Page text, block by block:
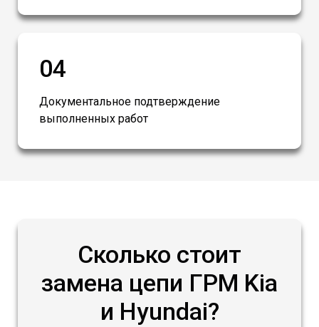
04
Документальное подтверждение
выполненных работ
Сколько стоит
замена цепи ГРМ Kia
и Hyundai?